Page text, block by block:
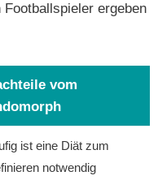
ergeben
vom
ist eine Diät zum
notwendig